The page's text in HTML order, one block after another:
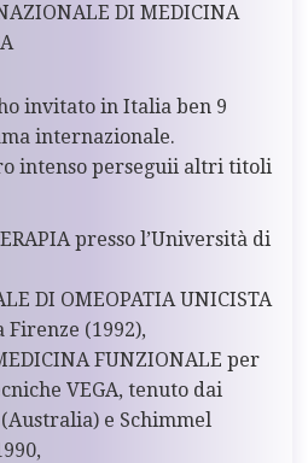
DI MEDICINA
invitato in Italia ben 9
internazionale.
intenso perseguii altri titoli
presso l’Università di
DI OMEOPATIA UNICISTA
Firenze (1992),
FUNZIONALE per
VEGA, tenuto dai
e Schimmel